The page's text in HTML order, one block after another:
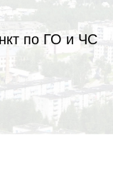
по ГО и ЧС